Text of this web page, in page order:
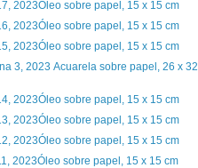
2023Óleo sobre papel, 15 x 15 cm
2023Óleo sobre papel, 15 x 15 cm
2023Óleo sobre papel, 15 x 15 cm
3, 2023 Acuarela sobre papel, 26 x 32
2023Óleo sobre papel, 15 x 15 cm
2023Óleo sobre papel, 15 x 15 cm
2023Óleo sobre papel, 15 x 15 cm
2023Óleo sobre papel, 15 x 15 cm